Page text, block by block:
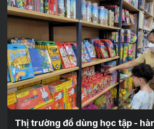
Thị trường đồ dùng học tập -